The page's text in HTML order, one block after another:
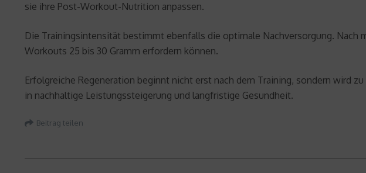
sie ihre Post-Workout-Nutrition anpassen.
Die Trainingsintensität bestimmt ebenfalls die optimale Nachversorgung. Nach
Workouts 25 bis 30 Gramm erfordern können.
Erfolgreiche Regeneration beginnt nicht erst nach dem Training, sondern wird
in nachhaltige Leistungssteigerung und langfristige Gesundheit.
Beitrag teilen